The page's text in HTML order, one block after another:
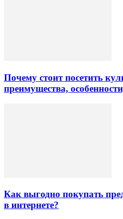
Почему стоит посетить
преимущества,
Как выгодно покупать
в интернете?